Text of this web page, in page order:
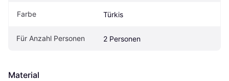
Farbe Türkis
Für Anzahl Personen 2 Personen
Material